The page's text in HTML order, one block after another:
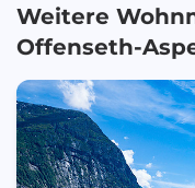
Weitere
Offenseth-